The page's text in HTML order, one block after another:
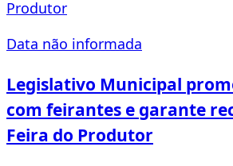
Data não informada
Legislativo Municipal
com feirantes e garante
Feira do Produtor